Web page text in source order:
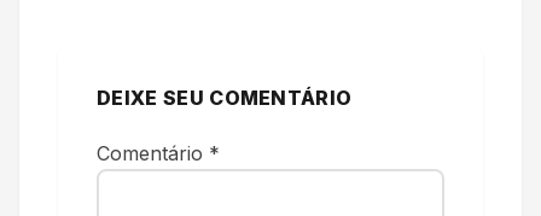
DEIXE SEU COMENTÁRIO
Comentário *